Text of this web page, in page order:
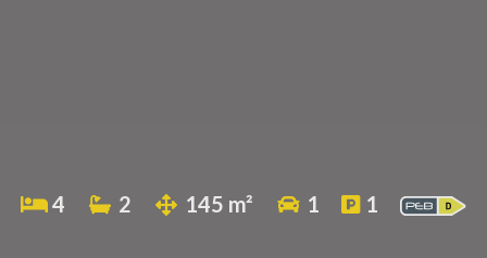
4 2 145 m² 1 1